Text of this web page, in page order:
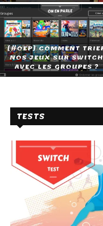
[#OEP] COMMENT
NOS JEUX SUR SWITCH
AVEC LES GROUPES ?
TESTS